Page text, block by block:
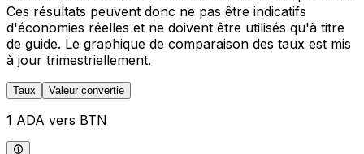
Ces résultats peuvent donc ne pas être indicatifs
d'économies réelles et ne doivent être utilisés qu'à titre
de guide. Le graphique de comparaison des taux est mis
à jour trimestriellement.
Taux Valeur convertie
1 ADA vers BTN